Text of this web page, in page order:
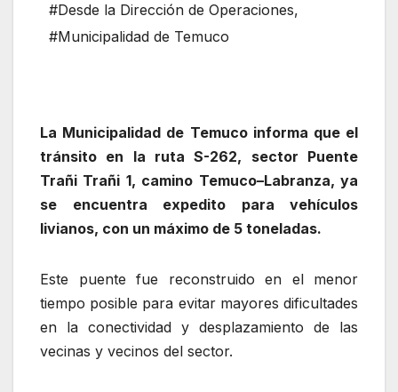
#Desde la Dirección de Operaciones,
#Municipalidad de Temuco
La Municipalidad de Temuco informa que el
tránsito en la ruta S-262, sector Puente
Trañi Trañi 1, camino Temuco–Labranza, ya
se encuentra expedito para vehículos
livianos, con un máximo de 5 toneladas.
Este puente fue reconstruido en el menor
tiempo posible para evitar mayores dificultades
en la conectividad y desplazamiento de las
vecinas y vecinos del sector.